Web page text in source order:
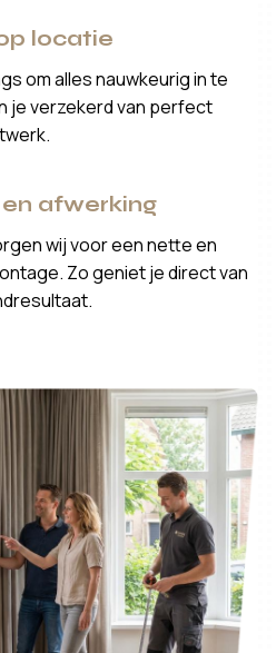
locatie
om alles nauwkeurig in te
je verzekerd van perfect
afwerking
wij voor een nette en
Zo geniet je direct van